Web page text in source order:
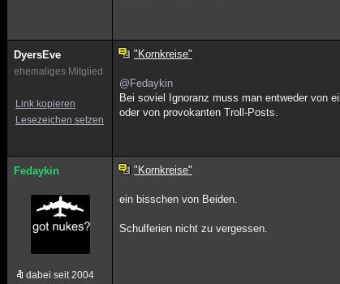
DyersEve
ehemaliges Mitglied
Link kopieren
Lesezeichen setzen
"Kornkreise"
@Fedaykin
Bei soviel Ignoranz muss man entweder von
oder von provokanten Troll-Posts.
Fedaykin
dabei seit 2004
"Kornkreise"
ein bisschen von Beiden.
Schulferien nicht zu vergessen.